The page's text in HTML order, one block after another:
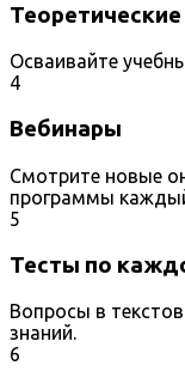
Теоретические
Осваивайте
4
Вебинары
Смотрите новые
программы
5
Тесты по
Вопросы в
знаний.
6